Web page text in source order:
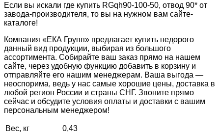
Если вы искали где купить RGqh90-100-50, отвод 90* от
завода-производителя, то вы на нужном вам сайте-
каталоге!
Компания «ЕКА Групп» предлагает купить недорого
данный вид продукции, выбирая из большого
ассортимента. Собирайте ваш заказ прямо на нашем
сайте, через удобную функцию добавить в корзину и
отправляйте его нашим менеджерам. Ваша выгода —
неоспорима, ведь у нас самые хорошие цены, доставка в
любой регион России и страны СНГ. Звоните прямо
сейчас и обсудите условия оплаты и доставки с вашим
персональным менеджером!
Вес, кг
0,43